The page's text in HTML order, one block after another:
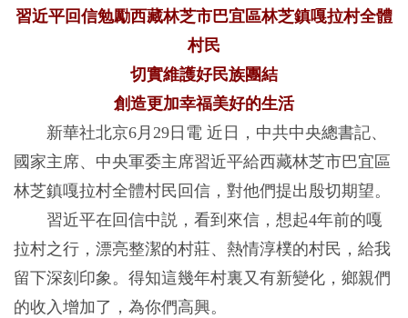
習近平回信勉勵西藏林芝市巴宜區林芝鎮嘎拉村全體
村民
切實維護好民族團結
創造更加幸福美好的生活
新華社北京6月29日電 近日，中共中央總書記、
國家主席、中央軍委主席習近平給西藏林芝市巴宜區
林芝鎮嘎拉村全體村民回信，對他們提出殷切期望。
習近平在回信中説，看到來信，想起4年前的嘎
拉村之行，漂亮整潔的村莊、熱情淳樸的村民，給我
留下深刻印象。得知這幾年村裏又有新變化，鄉親們
的收入增加了，為你們高興。